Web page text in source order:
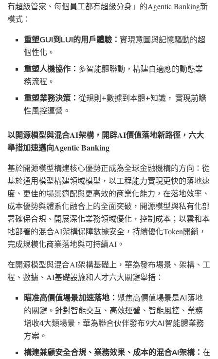
有超級管家、每個員工都有超級分身」的Agentic Banking新
模式：
重塑GUI到LUI的用戶體驗：實現意圖與記憶驅動的超
個性化。
重塑人機協作： 多智能體聯動，構建自適應的動態業
務流程。
重塑業務決策：從規則+數據到本體+知識， 實現前瞻
性風控運營。
以開源模型與混合AI架構，開辟AI價值落地新路徑，六大
舉措加速邁向Agentic Banking
基於開源模型構建核心優勢正成為全球金融機構的方向：從
基於通用模型構建領域模型，以工程能力實現更快的落地速
度、更佳的場景適配與更高效的商業化能力，在落地效率、
成本優勢與體系化融合上的全面突破，開源模型與私有化部
署確保合規、開展深化業務領域優化，控制成本；以雲和本
地部署的混合AI架構保障數據安全，持續優化Token開銷，
完成規模化商業落地與可持續AI。
在開源模型與混合AI架構基礎上，華為發布場景、架構、工
程、數據、AI基礎設施和人才六大關鍵舉措：
瞄准高價值場景加速落地：聚焦高價值場景是AI落地
的關鍵。針對智能交互、高效運營、智能風控、業務
增收4大類場景，華為聯合伙伴發布9大AI智能體業務
方案。
構建兼顧安全合規、業務效果、成本的混合AI架構：在